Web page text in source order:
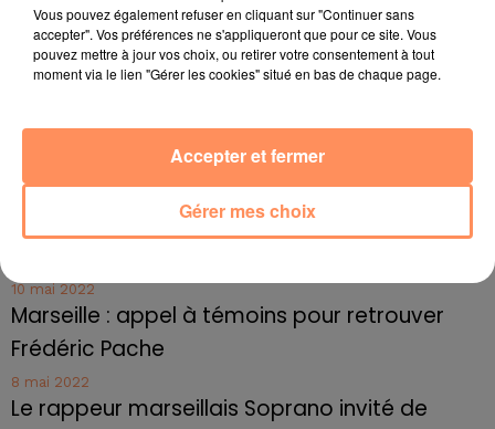
Marseille : une application pour mettre en
relation extras et...
27 juin 2022
jusqu'au bout de la nuit !
Toulon : des quais électrifiés pour 2023 !
10 mai 2022
Marseille : appel à témoins pour retrouver
Frédéric Pache
8 mai 2022
Le rappeur marseillais Soprano invité de
Vous pouvez également refuser en cliquant sur "Continuer sans
accepter". Vos préférences ne s'appliqueront que pour ce site. Vous
pouvez mettre à jour vos choix, ou retirer votre consentement à tout
moment via le lien "Gérer les cookies" situé en bas de chaque page.
Gérer mes choix
Accepter et fermer